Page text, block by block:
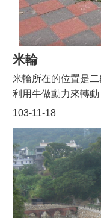
又有位張姓的祖先
家」，是「百忍堂
稱為「百忍堂」。
米輪
103-11-18
米輪所在的位置是
利用牛做動力來轉
然後利用雙手或勺
不讓米被磨成粉，
能夠順利把米去殼
訪了許多居民，有
直接在這兒利用米
時，赫然發現米輪
來將米去殼的，若